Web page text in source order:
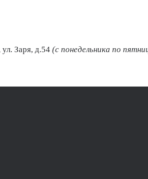
Заря, д.54 (с понедельника по